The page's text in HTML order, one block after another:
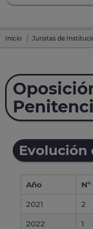
Inicio Juristas de
Evolución
Año
2021
2
2022
1